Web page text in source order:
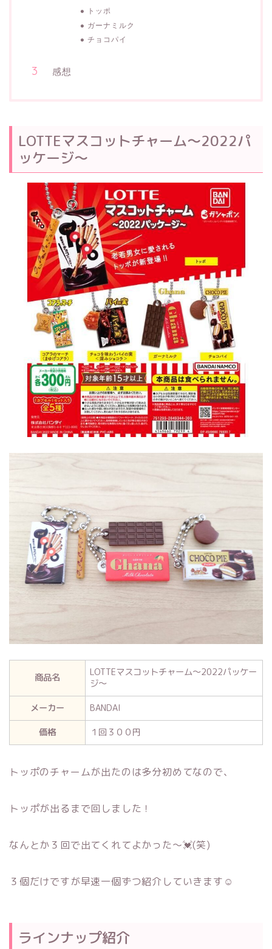
トッポ
ガーナミルク
チョコパイ
感想
LOTTEマスコットチャーム～2022パ
ッケージ～
商品名
LOTTEマスコットチャーム～2022パッケー
ジ～
メーカー
BANDAI
価格
１回３００円
トッポのチャームが出たのは多分初めてなので、
トッポが出るまで回しました！
なんとか３回で出てくれてよかった～💓(笑)
３個だけですが早速一個ずつ紹介していきます☺
ラインナップ紹介